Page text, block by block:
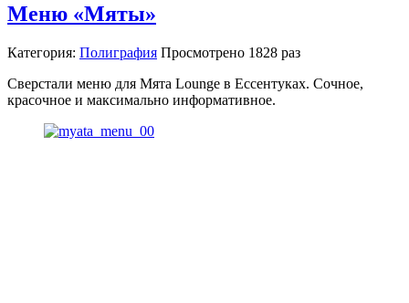
Меню «Мяты»
Категория: Полиграфия Просмотрено 1828 раз
Сверстали меню для Мята Lounge в Ессентуках. Сочное,
красочное и максимально информативное.